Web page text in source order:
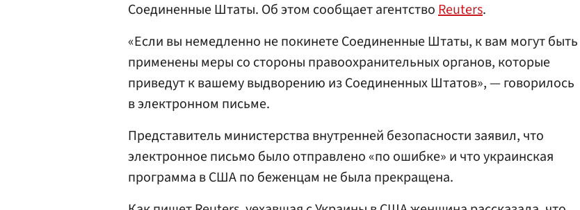
Соединенные Штаты. Об этом сообщает агентствоReuters.
«Если вы немедленно не покинете Соединенные Штаты, к вам могут быть
применены меры со стороны правоохранительных органов, которые
приведут к вашему выдворению из Соединенных Штатов», — говорилось
в электронном письме.
Представитель министерства внутренней безопасности заявил, что
электронное письмо было отправлено «по ошибке» и что украинская
программа в США по беженцам не была прекращена.